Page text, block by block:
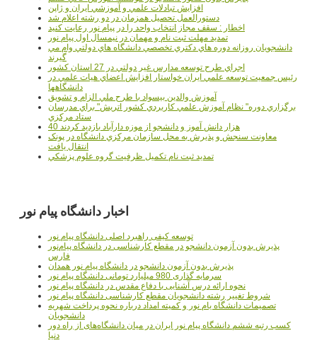
افزايش تبادلات علمي و آموزشي ايران و ژاپن
دستورالعمل تحصیل همزمان در دو رشته اعلام شد
اخطار : سقف مجاز انتخاب واحد را در پیام نور رعایت کنید
تمدید مهلت ثبت نام و مهمان در نیمسال اول پیام نور
دانشجويان روزانه دوره هاي دكتري تخصصي دانشگاه هاي دولتي وام مي
گيرند
اجراي طرح توسعه مدارس غير دولتي در 27 استان کشور
رئيس جمعيت توسعه علمي ايران خواستار افزايش اعضاي هيات علمي در
دانشگاهها
آموزش والدين بيسواد با طرح ملي الزام و تشويق
برگزاري دوره" نظام آموزش علمي كاربردي كشور اتريش" براي مدرسان
ستاد مرکزي
40 هزار دانش آموز و دانشجو از موزه دارآباد بازديد کردند
معاونت سنجش و پذيرش به محل سازمان مرکزي دانشگاه در پونک
انتقال يافت
تمديد ثبت نام تکميل ظرفيت گروه علوم پزشکي
اخبار دانشگاه پیام نور
توسعه کیفی راهبرد اصلی دانشگاه پیام نور
پذیرش بدون آزمون دانشجو در مقطع کارشناسی در دانشگاه پیام‌نور
فارس
پذیرش بدون آزمون دانشجو در دانشگاه پیام نور همدان
سرمایه گذاری 980 میلیارد تومانی دانشگاه پیام نور
نحوه ارائه درس آشنایی با دفاع مقدس در دانشگاه پیام نور
شروط تغییر رشته دانشجویان مقطع کارشناسی دانشگاه پیام نور
تصمیمات دانشگاه یام نور و کمیته امداد درباره نحوه پرداخت شهریه
دانشجویان
کسب رتبه ششم دانشگاه پیام نور ایران در میان دانشگاه‌های از راه دور
دنیا